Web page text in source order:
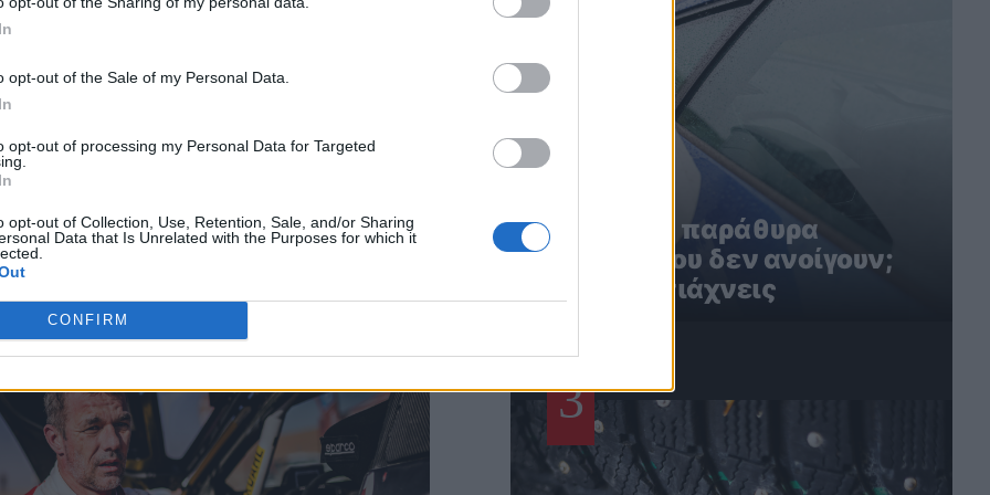
opt-out of the Sale of my Personal Data.
opt-out of processing my Personal Data for Targeted
opt-out of Collection, Use, Retention, Sale, and/or Sharing
Data that Is Unrelated with the Purposes for which it
CONFIRM
Μυλωνάς|14/01/2024 10:34
Ντακάρ – Σεθ Κιντέρο:
να είμαι κάθε μέρα ο
καλύτερος»
Ηλεκτρικά παράθυρα
αυτοκινήτου δεν ανοίγουν;
Έτσι τα φτιάχνεις
3